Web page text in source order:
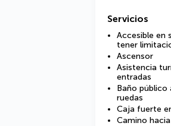
Servicios
Accesible en
tener
Ascensor
Asistencia
entradas
Baño público
ruedas
Caja fuerte
Camino